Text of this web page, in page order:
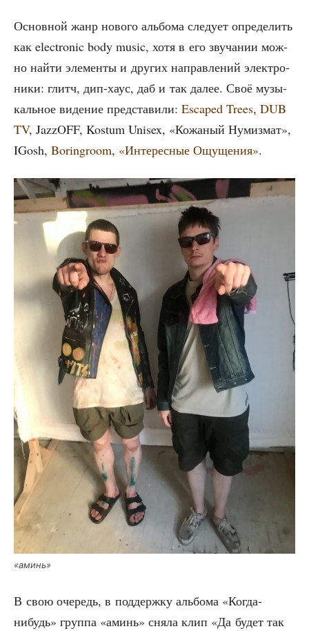
Основ­ной жанр ново­го аль­бо­ма сле­ду­ет опре­де­лить
как electronic body music, хотя в его зву­ча­нии мож­
но най­ти эле­мен­ты и дру­гих направ­ле­ний элек­тро­
ни­ки: глитч, дип-хаус, даб и так далее. Своё музы­
каль­ное виде­ние пред­ста­ви­ли: Escaped Trees, DUB
TV, JazzOFF, Kostum Unisex, «Кожа­ный Нумиз­мат»,
IGosh, Boringroom, «Инте­рес­ные Ощу­ще­ния».
«аминь»
В свою оче­редь, в под­держ­ку аль­бо­ма «Когда-
нибудь» груп­па «аминь» сня­ла клип «Да будет так